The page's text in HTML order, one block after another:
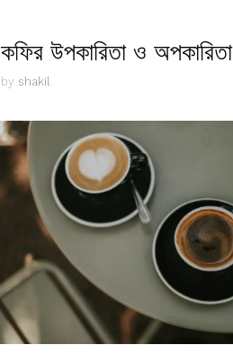
কফির উপকারিতা ও অপকারিতা
by shakil